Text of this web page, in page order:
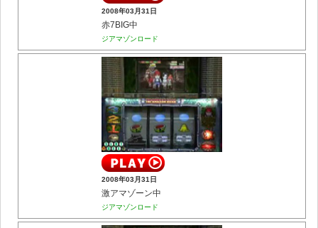
2008年03月31日
赤7BIG中
ジアマゾンロード
2008年03月31日
激アマゾーン中
ジアマゾンロード